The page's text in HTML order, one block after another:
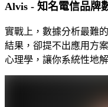
Alvis - 知名電信品牌
實戰上，數據分析最難
結果，卻提不出應用方
心理學，讓你系統性地